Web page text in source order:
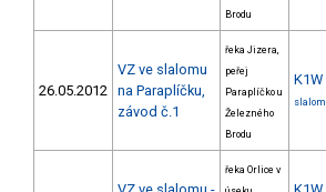
Brodu
26.05.2012
VZ ve slalomu
na Paraplíčku,
závod č.1
řeka Jizera,
peřej
Paraplíčko u
Železného
Brodu
K1W
slalom
řeka Orlice v